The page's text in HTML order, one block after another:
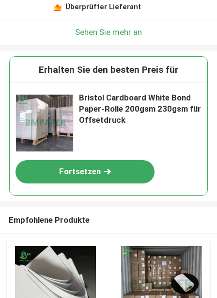
Überprüfter Lieferant
Sehen Sie mehr an
Erhalten Sie den besten Preis für
Bristol Cardboard White Bond
Paper-Rolle 200gsm 230gsm für
Offsetdruck
Fortsetzen
Empfohlene Produkte